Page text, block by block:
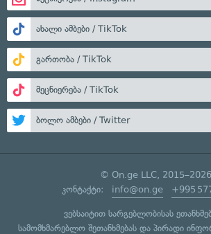
ახალი ამბები / TikTok
გართობა / TikTok
მეცნიერება / TikTok
ბოლო ამბები / Twitter
© On.ge LLC, 2015–2026
კონტაქტი: info@on.ge +995
ვებსაიტით სარგებლობისას
სამომხმარებლო შეთანხმებასდა პირადი